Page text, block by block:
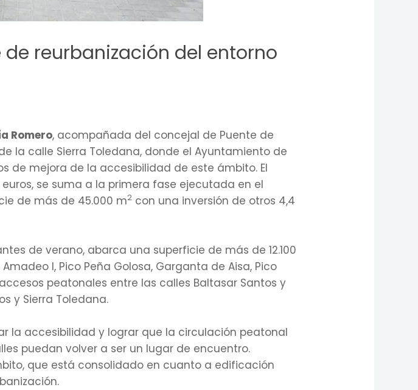
reurbanización del entorno
Romero, acompañada del concejal de Puente de
la calle Sierra Toledana, donde el Ayuntamiento de
de mejora de la accesibilidad de este ámbito. El
se suma a la primera fase ejecutada en el
de más de 45.000 m2 con una inversión de otros 4,4
de verano, abarca una superficie de más de 12.100
I, Pico Peña Golosa, Garganta de Aisa, Pico
peatonales entre las calles Baltasar Santos y
y Sierra Toledana.
la accesibilidad y lograr que la circulación peatonal
puedan volver a ser un lugar de encuentro.
que está consolidado en cuanto a edificación